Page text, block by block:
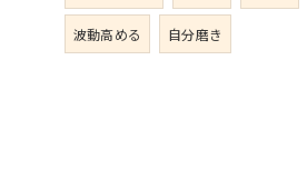
波動高める 自分磨き